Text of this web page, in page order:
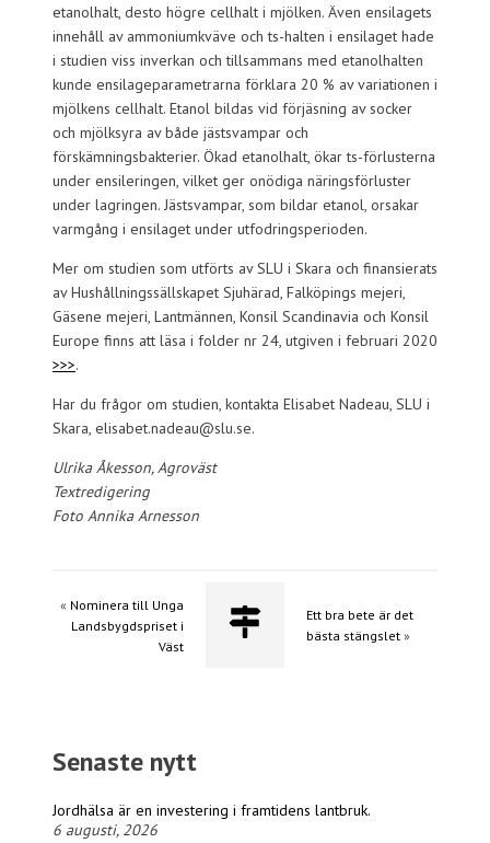
etanolhalt, desto högre cellhalt i mjölken. Även ensilagets
innehåll av ammoniumkväve och ts-halten i ensilaget hade
i studien viss inverkan och tillsammans med etanolhalten
kunde ensilageparametrarna förklara 20 % av variationen i
mjölkens cellhalt. Etanol bildas vid förjäsning av socker
och mjölksyra av både jästsvampar och
förskämningsbakterier. Ökad etanolhalt, ökar ts-förlusterna
under ensileringen, vilket ger onödiga näringsförluster
under lagringen. Jästsvampar, som bildar etanol, orsakar
varmgång i ensilaget under utfodringsperioden.
Mer om studien som utförts av SLU i Skara och finansierats
av Hushållningssällskapet Sjuhärad, Falköpings mejeri,
Gäsene mejeri, Lantmännen, Konsil Scandinavia och Konsil
Europe finns att läsa i folder nr 24, utgiven i februari 2020
>>>.
Har du frågor om studien, kontakta Elisabet Nadeau, SLU i
Skara, elisabet.nadeau@slu.se.
Ulrika Åkesson, Agroväst
Textredigering
Foto Annika Arnesson
« Nominera till Unga
Landsbygdspriset i
Väst
Ett bra bete är det
bästa stängslet »
Senaste nytt
Jordhälsa är en investering i framtidens lantbruk.
6 augusti, 2026